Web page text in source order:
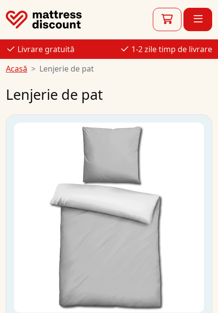
Livrare gratuită
1-2 zile timp de livrare
Acasă
Lenjerie de pat
Lenjerie de pat